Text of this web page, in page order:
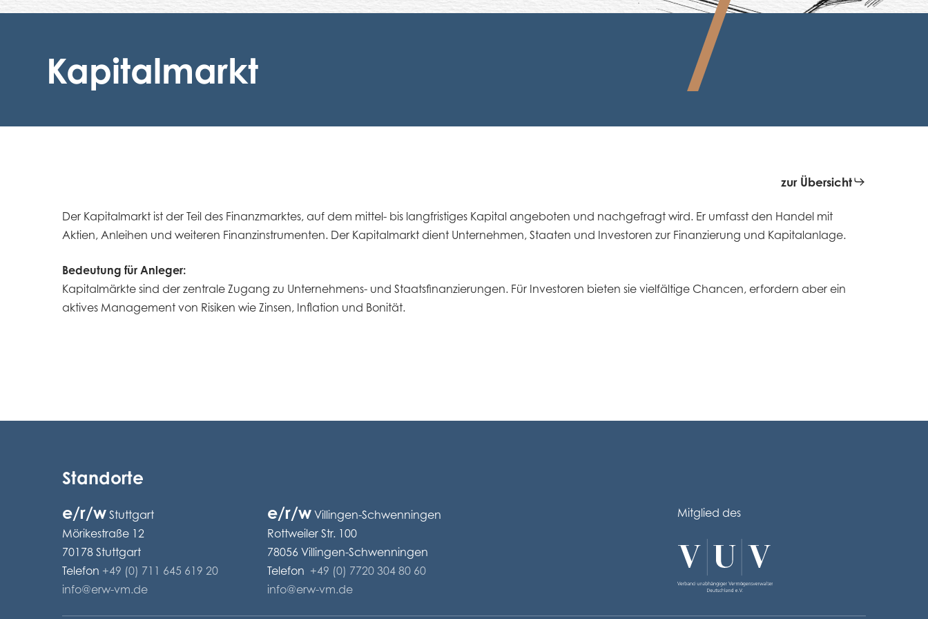
Kapitalmarkt
zur Übersicht
Der Kapitalmarkt ist der Teil des Finanzmarktes, auf dem mittel- bis langfristiges Kapital angeboten und nachgefragt wird. Er umfasst den Handel mit
Aktien, Anleihen und weiteren Finanzinstrumenten. Der Kapitalmarkt dient Unternehmen, Staaten und Investoren zur Finanzierung und Kapitalanlage.
Bedeutung für Anleger:
Kapitalmärkte sind der zentrale Zugang zu Unternehmens- und Staatsfinanzierungen. Für Investoren bieten sie vielfältige Chancen, erfordern aber ein
aktives Management von Risiken wie Zinsen, Inflation und Bonität.
Standorte
e/r/w Stuttgart
Mörikestraße 12
70178 Stuttgart
Telefon +49 (0) 711 645 619 20
info@erw-vm.de
e/r/w Villingen-Schwenningen
Rottweiler Str. 100
78056 Villingen-Schwenningen
Telefon +49 (0) 7720 304 80 60
info@erw-vm.de
Mitglied des